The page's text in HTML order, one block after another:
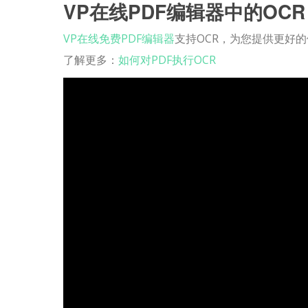
VP在线PDF编辑器中的OCR
VP在线免费PDF编辑器支持OCR，为您提供更好
了解更多： 如何对PDF执行OCR